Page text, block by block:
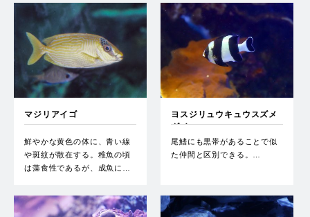
マジリアイゴ
鮮やかな黄色の体に、青い線
や斑紋が散在する。稚魚の頃
は藻食性であるが、成魚に…
ヨスジリュウキュウスズメ
ダイ
尾鰭にも黒帯があることで似
た仲間と区別できる。…